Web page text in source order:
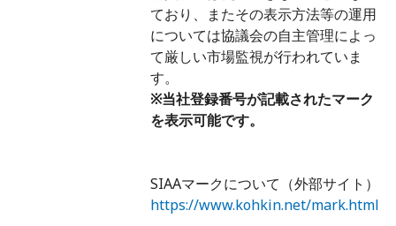
ており、またその表示方法等の運用
については協議会の自主管理によっ
て厳しい市場監視が行われていま
す。
※当社登録番号が記載されたマーク
を表示可能です。
SIAAマークについて（外部サイト）
https://www.kohkin.net/mark.html